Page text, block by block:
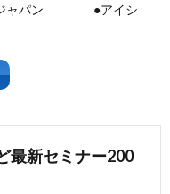
ムジャパン ●アイシ
最新セミナー200